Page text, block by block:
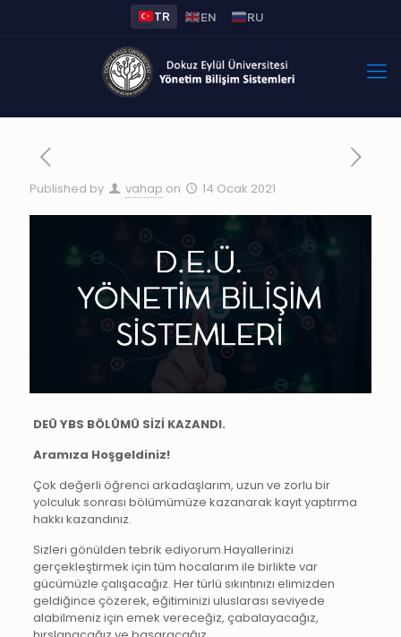
TR EN RU
Published by vahap on 14 Ocak 2021
DEÜ YBS BÖLÜMÜ SİZİ KAZANDI.
Aramıza Hoşgeldiniz!
Çok değerli öğrenci arkadaşlarım, uzun ve zorlu bir
yolculuk sonrası bölümümüze kazanarak kayıt yaptırma
hakkı kazandınız.
Sizleri gönülden tebrik ediyorum.Hayallerinizi
gerçekleştirmek için tüm hocalarım ile birlikte var
gücümüzle çalışacağız. Her türlü sıkıntınızı elimizden
geldiğince çözerek, eğitiminizi uluslarası seviyede
alabilmeniz için emek vereceğiz, çabalayacağız,